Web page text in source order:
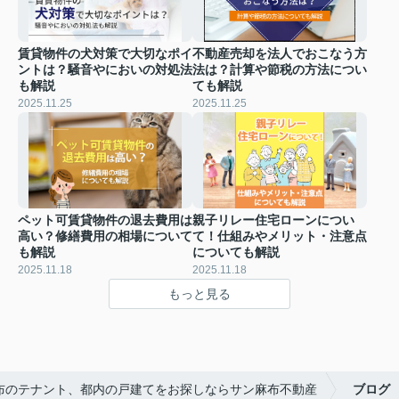
賃貸物件の犬対策で大切なポイ
ントは？騒音やにおいの対処法
も解説
2025.11.25
不動産売却を法人でおこなう方
法は？計算や節税の方法につい
ても解説
2025.11.25
ペット可賃貸物件の退去費用は
高い？修繕費用の相場について
も解説
2025.11.18
親子リレー住宅ローンについ
て！仕組みやメリット・注意点
についても解説
2025.11.18
もっと見る
のテナント、都内の戸建てをお探しならサン麻布不動産 ブログ